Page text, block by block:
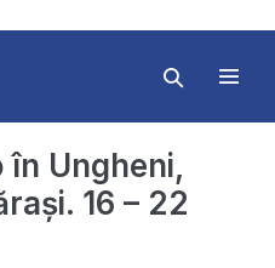
Search
în Ungheni,
16 – 22